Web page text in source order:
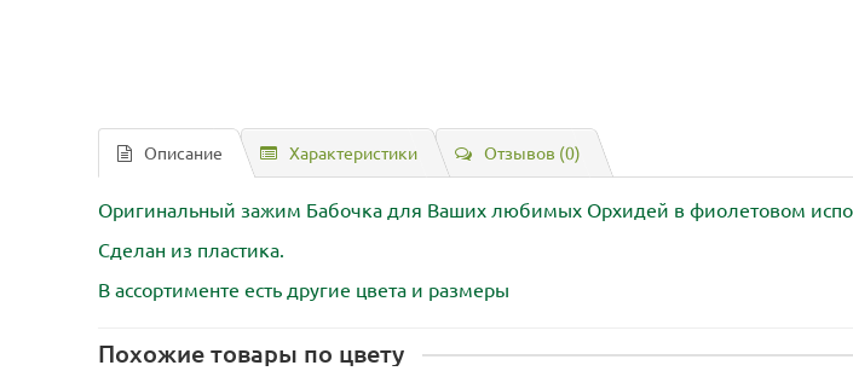
Описание Характеристики Отзывов (0)
Оригинальный зажим Бабочка для Ваших любимых Орхидей в фиолетовом
Сделан из пластика.
В ассортименте есть другие цвета и размеры
Похожие товары по цвету